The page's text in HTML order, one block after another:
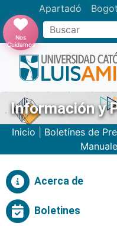
Apartadó
Buscar
Nos
Cuidamos
Información y
Inicio Boletínes de
Acerca de
Boletines